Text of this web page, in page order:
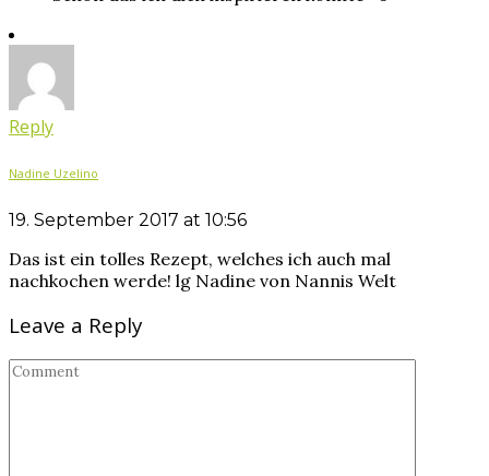
Reply
Nadine Uzelino
19. September 2017 at 10:56
Das ist ein tolles Rezept, welches ich auch mal
nachkochen werde! lg Nadine von Nannis Welt
Leave a Reply